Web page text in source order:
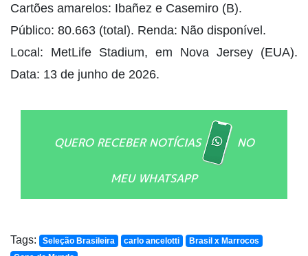
Cartões amarelos: Ibañez e Casemiro (B).
Público: 80.663 (total). Renda: Não disponível.
Local: MetLife Stadium, em Nova Jersey (EUA).
Data: 13 de junho de 2026.
QUERO RECEBER NOTÍCIAS NO
MEU WHATSAPP
Tags: Seleção Brasileira carlo ancelotti
Brasil x Marrocos